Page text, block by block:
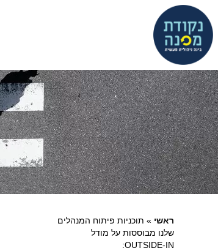
ראשי » תוכניות פיתוח המנהלים
שלנו מבוססות על מודל
OUTSIDE-IN: